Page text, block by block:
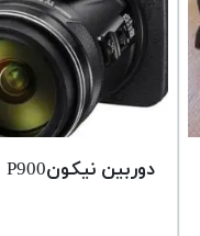
دوربین نیکونP900